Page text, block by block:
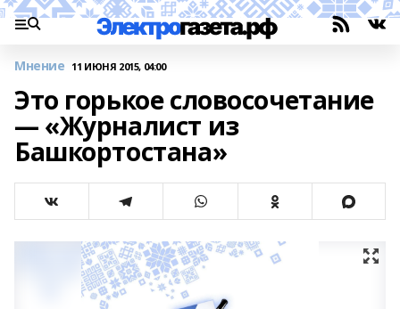
Мнение 11 ИЮНЯ 2015, 04:00
Это горькое словосочетание
— «Журналист из
Башкортостана»